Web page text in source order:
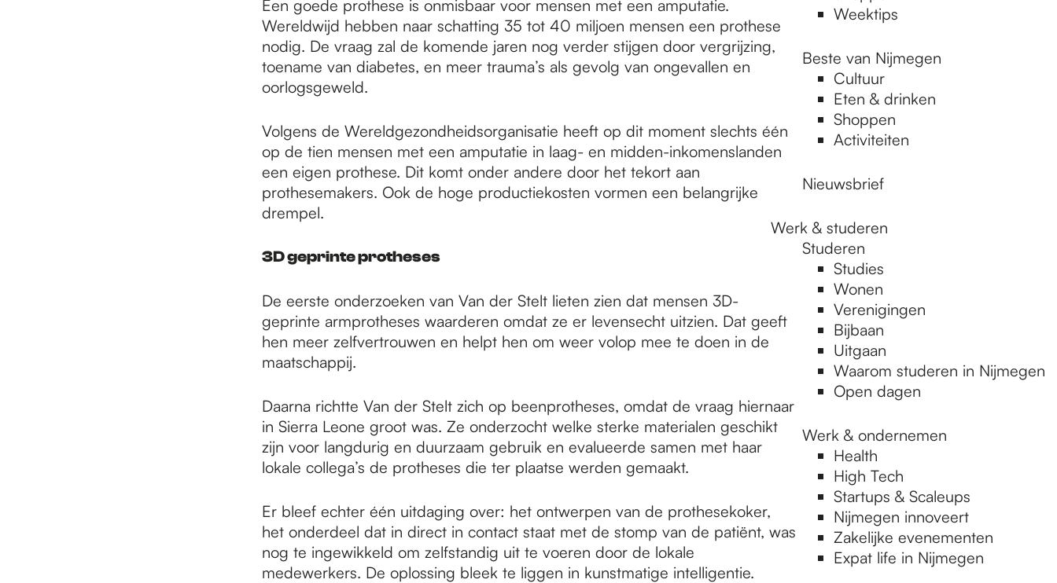
Weektips
Beste van Nijmegen
Cultuur
Eten & drinken
Shoppen
Activiteiten
Nieuwsbrief
Werk & studeren
Studeren
Studies
Wonen
Verenigingen
Bijbaan
Uitgaan
Waarom studeren in Nijmegen
Open dagen
Werk & ondernemen
Health
High Tech
Startups & Scaleups
Nijmegen innoveert
Zakelijke evenementen
Expat life in Nijmegen
Een goede prothese is onmisbaar voor mensen met een amputatie.
Wereldwijd hebben naar schatting 35 tot 40 miljoen mensen een prothese
nodig. De vraag zal de komende jaren nog verder stijgen door vergrijzing,
toename van diabetes, en meer trauma’s als gevolg van ongevallen en
oorlogsgeweld.
Volgens de Wereldgezondheidsorganisatie heeft op dit moment slechts één
op de tien mensen met een amputatie in laag- en midden-inkomenslanden
een eigen prothese. Dit komt onder andere door het tekort aan
prothesemakers. Ook de hoge productiekosten vormen een belangrijke
drempel.
3D geprinte protheses
De eerste onderzoeken van Van der Stelt lieten zien dat mensen 3D-
geprinte armprotheses waarderen omdat ze er levensecht uitzien. Dat geeft
hen meer zelfvertrouwen en helpt hen om weer volop mee te doen in de
maatschappij.
Daarna richtte Van der Stelt zich op beenprotheses, omdat de vraag hiernaar
in Sierra Leone groot was. Ze onderzocht welke sterke materialen geschikt
zijn voor langdurig en duurzaam gebruik en evalueerde samen met haar
lokale collega’s de protheses die ter plaatse werden gemaakt.
Er bleef echter één uitdaging over: het ontwerpen van de prothesekoker,
het onderdeel dat in direct in contact staat met de stomp van de patiënt, was
nog te ingewikkeld om zelfstandig uit te voeren door de lokale
medewerkers. De oplossing bleek te liggen in kunstmatige intelligentie.